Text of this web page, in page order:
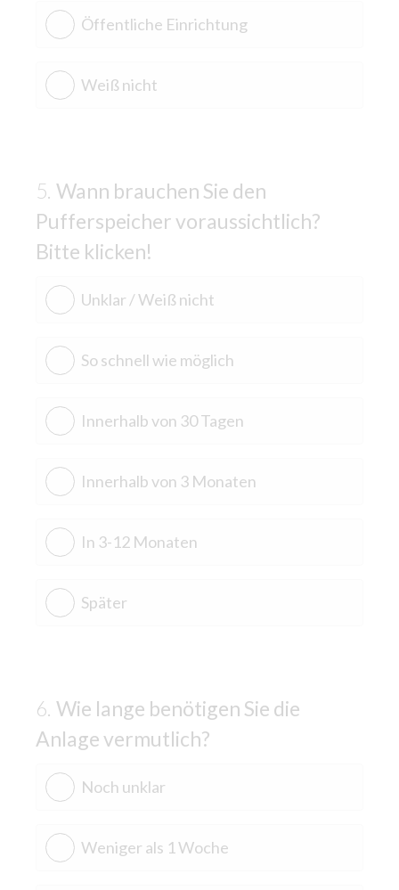
Öffentliche Einrichtung
Weiß nicht
Wann brauchen Sie den
Pufferspeicher voraussichtlich?
Bitte klicken!
Unklar / Weiß nicht
So schnell wie möglich
Innerhalb von 30 Tagen
Innerhalb von 3 Monaten
In 3-12 Monaten
Später
Wie lange benötigen Sie die
Anlage vermutlich?
Noch unklar
Weniger als 1 Woche